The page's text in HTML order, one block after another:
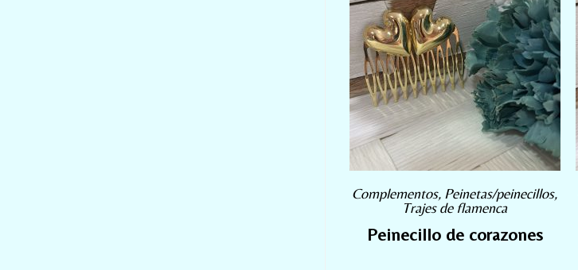
Complementos, Peinetas/peinecillos,
Trajes de flamenca
Peinecillo de corazones